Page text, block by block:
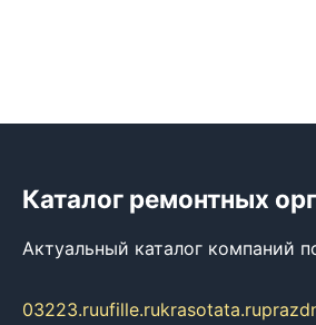
Каталог ремонтных
Актуальный каталог компаний
03223.ruufille.rukrasotata.ru